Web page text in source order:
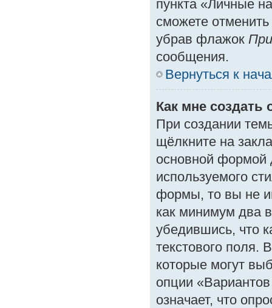
пункта «Личные
сможете
убрав флажок
сообщения.
Вернуться к
Как мне создать
При создании
щёлкните на
основной формой
используемого
формы, то вы не
как минимум два
убедившись, что
текстового поля.
которые могут
опции
означает, что